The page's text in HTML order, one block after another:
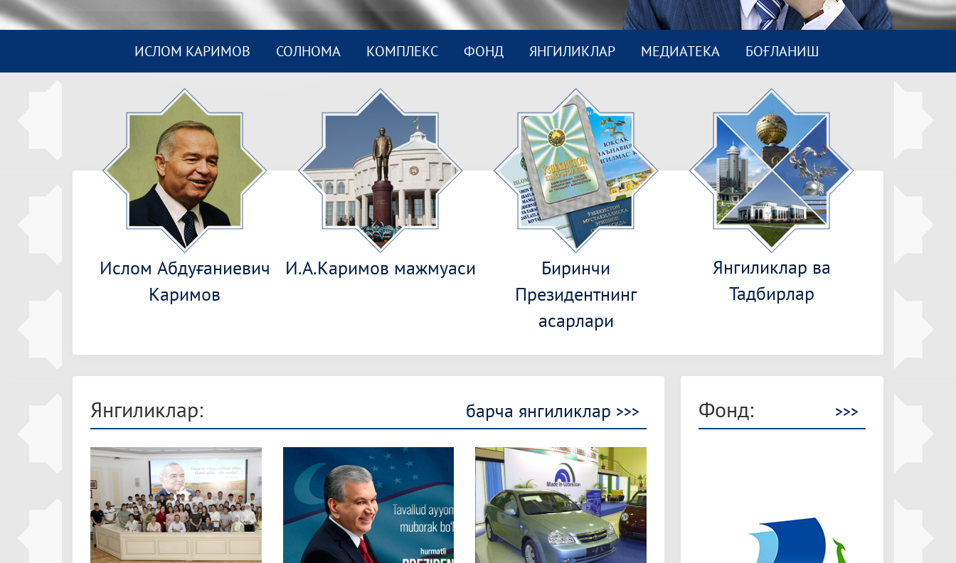
ИСЛОМ КАРИМОВ СОЛНОМА КОМПЛEКС ФОНД ЯНГИЛИКЛАР МEДИАТEКА БОҒЛАНИШ
Ислом Абдуғаниевич
Каримов
И.А.Каримов мажмуаси
Биринчи
Президентнинг
асарлари
Янгиликлар ва
Тадбирлар
Янгиликлар: барча янгиликлар >>> Фонд: >>>